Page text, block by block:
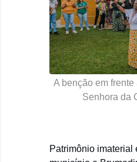
A benção em
Senhora da
Patrimônio imaterial